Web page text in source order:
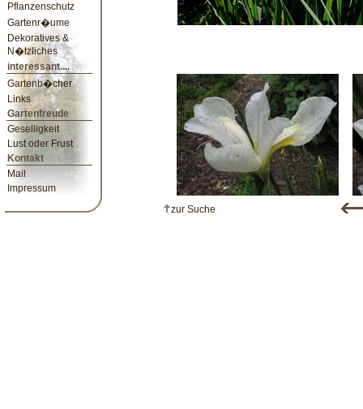
Pflanzenschutz
Gartenr�ume
Dekoratives &
N�tzliches
interessant....
Gartenb�cher
Links
Gartenfreude
Geselligkeit
Lust oder Frust
Kontakt
Mail
Impressum
zur Suche